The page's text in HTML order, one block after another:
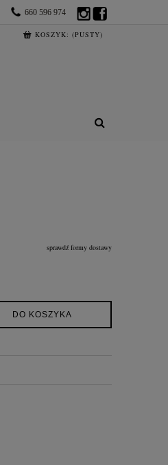
660 596 974
KOSZYK: (PUSTY)
sprawdź formy dostawy
DO KOSZYKA